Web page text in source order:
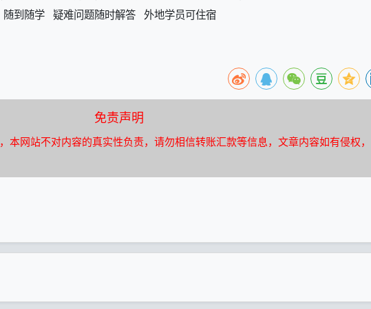
随到随学 疑难问题随时解答 外地学员可住宿
免责声明
本网站不对内容的真实性负责，请勿相信转账汇款等信息，文章内容如有侵权